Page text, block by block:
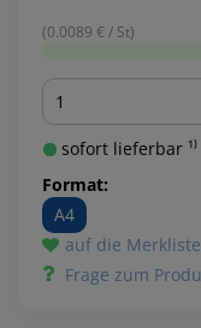
(0.0089 € / St)
Menge
sofort lieferbar ¹⁾
Format:
A4
auf die
Frage zum